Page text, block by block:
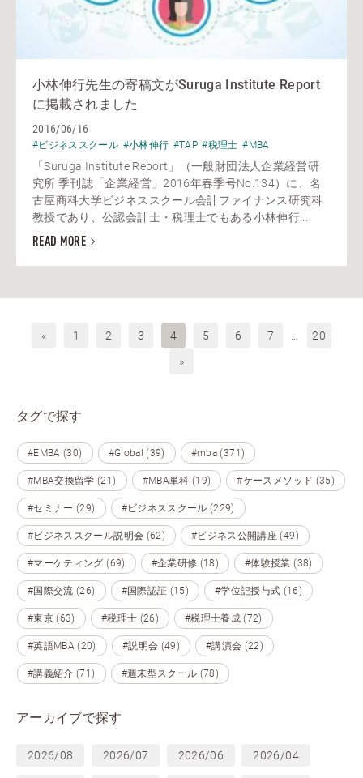
小林伸行先生の寄稿文がSuruga Institute Report
に掲載されました
2016/06/16
#ビジネススクール #小林伸行 #TAP #税理士 #MBA
「Suruga Institute Report」（一般財団法人企業経営研
究所 季刊誌「企業経営」2016年春季号No.134）に、名
古屋商科大学ビジネススクール会計ファイナンス研究科
教授であり、公認会計士・税理士でもある小林伸行...
READ MORE
« 1 2 3 4 5 6 7
20
»
タグで探す
#EMBA (30) #Global (39) #mba (371)
#MBA交換留学 (21) #MBA単科 (19) #ケースメソッド (35)
#セミナー (29) #ビジネススクール (229)
#ビジネススクール説明会 (62) #ビジネス公開講座 (49)
#マーケティング (69) #企業研修 (18) #体験授業 (38)
#国際交流 (26) #国際認証 (15) #学位記授与式 (16)
#東京 (63) #税理士 (26) #税理士養成 (72)
#英語MBA (20) #説明会 (49) #講演会 (22)
#講義紹介 (71) #週末型スクール (78)
アーカイブで探す
2026/08 2026/07 2026/06 2026/04